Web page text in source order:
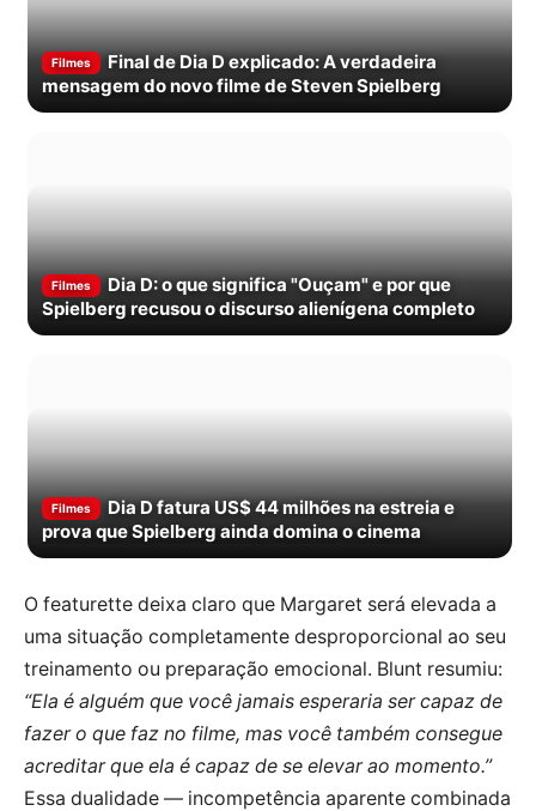
Filmes
Final de Dia D explicado: A verdadeira
mensagem do novo filme de Steven Spielberg
Filmes
Dia D: o que significa "Ouçam" e por que
Spielberg recusou o discurso alienígena completo
Filmes
Dia D fatura US$ 44 milhões na estreia e
prova que Spielberg ainda domina o cinema
O featurette deixa claro que Margaret será elevada a
uma situação completamente desproporcional ao seu
treinamento ou preparação emocional. Blunt resumiu:
“Ela é alguém que você jamais esperaria ser capaz de
fazer o que faz no filme, mas você também consegue
acreditar que ela é capaz de se elevar ao momento.”
Essa dualidade — incompetência aparente combinada